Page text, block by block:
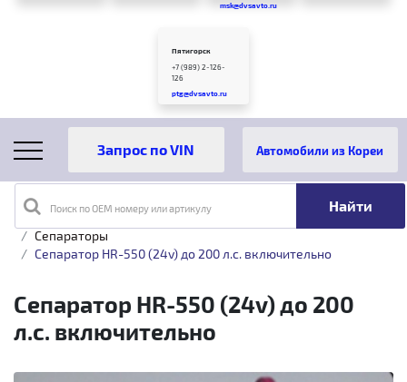
msk@dvsavto.ru
Пятигорск
+7 (989) 2-126-
126
ptg@dvsavto.ru
Поиск по OEM номеру или артикулу
Автомобили из Кореи
Главная Каталог товаров
Топливная аппаратура
Сепараторы
Сепаратор HR-550 (24v) до 200 л.с. включительно
Сепаратор HR-550 (24v) до 200
л.с. включительно